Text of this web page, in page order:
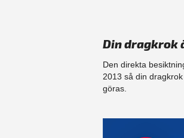
Din dragkrok
Den direkta
2013 så din
göras.